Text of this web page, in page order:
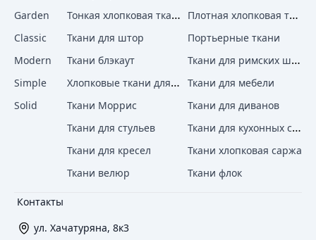
Контакты
ул. Хачатуряна, 8к3
Garden
Classic
Modern
Simple
Solid
Тонкая хлопковая ткань Плотная хлопковая ткань
Ткани для штор
Портьерные ткани
Ткани блэкаут
Ткани для римских штор
Хлопковые ткани для штор
Ткани для мебели
Ткани Моррис
Ткани для диванов
Ткани для стульев
Ткани для кухонных стульев
Ткани для кресел
Ткани хлопковая саржа
Ткани велюр
Ткани флок